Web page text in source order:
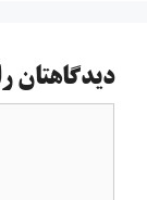
دیدگاهتان